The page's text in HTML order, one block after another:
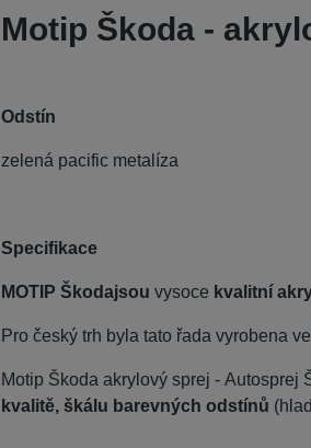
Motip Škoda -
Odstín
zelená pacific metalíza
Specifikace
MOTIP Škodajsou vysoce kvalitní
Pro český trh byla tato řada vyrobena
Motip Škoda akrylový sprej - Autosprej
kvalitě, škálu barevných odstínů